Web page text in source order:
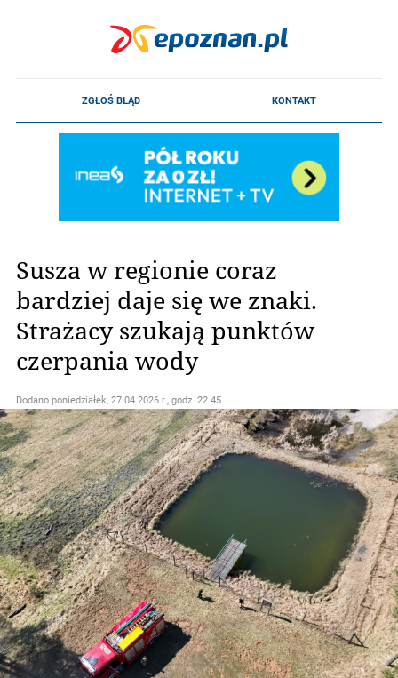
Susza w regionie coraz
bardziej daje się we znaki.
Strażacy szukają punktów
czerpania wody
Dodano poniedziałek, 27.04.2026 r., godz. 22.45